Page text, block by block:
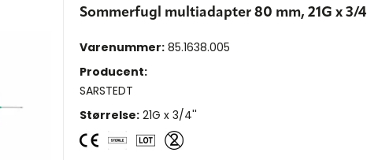
Sommerfugl multiadapter 80 mm, 21G x 3/4
Varenummer: 85.1638.005
Producent:
SARSTEDT
Størrelse: 21G x 3/4''